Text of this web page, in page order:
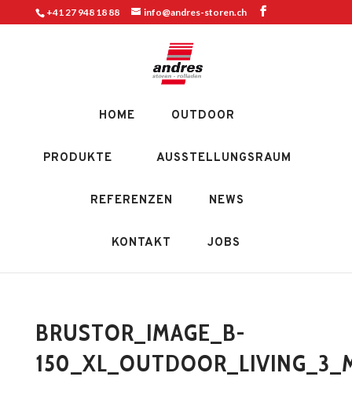
+41 27 948 18 88 info@andres-storen.ch
HOME OUTDOOR
PRODUKTE AUSSTELLUNGSRAUM
REFERENZEN NEWS
KONTAKT JOBS
BRUSTOR_IMAGE_B-